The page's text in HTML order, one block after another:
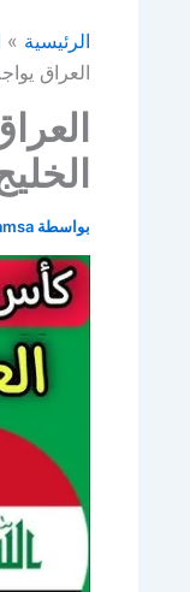
الرئيسية
العراق يواجه
الخليج
بواسطة